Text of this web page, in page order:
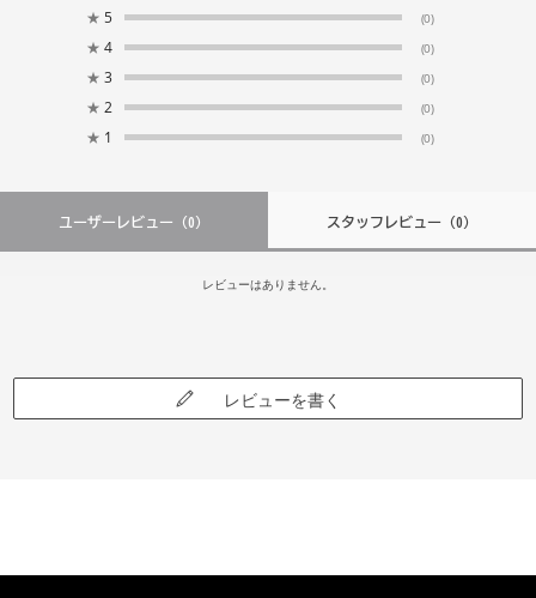
★ 5 (0)
★ 4 (0)
★ 3 (0)
★ 2 (0)
★ 1 (0)
ユーザーレビュー （0） スタッフレビュー（0）
レビューはありません。
レビューを書く